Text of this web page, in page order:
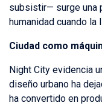
subsistir— surge una
humanidad cuando la
Ciudad como
Night City evidencia
diseño urbano ha
ha convertido en